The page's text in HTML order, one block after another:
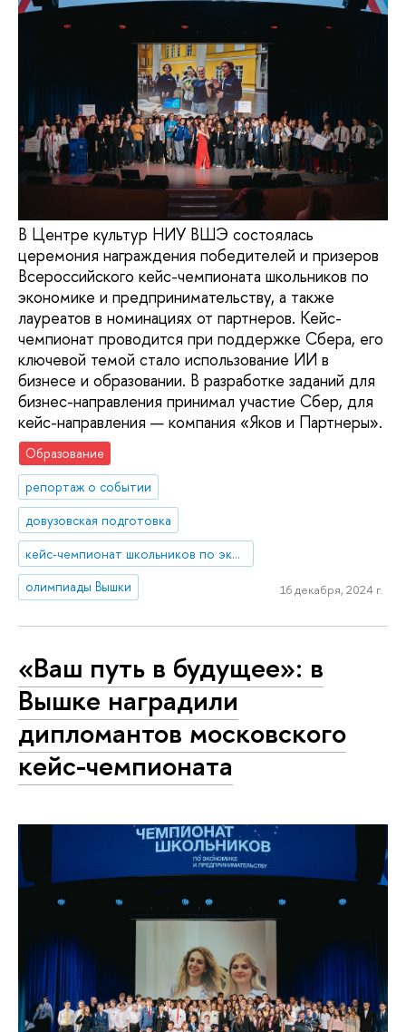
В Центре культур НИУ ВШЭ состоялась
церемония награждения победителей и призеров
Всероссийского кейс-чемпионата школьников по
экономике и предпринимательству, а также
лауреатов в номинациях от партнеров. Кейс-
чемпионат проводится при поддержке Сбера, его
ключевой темой стало использование ИИ в
бизнесе и образовании. В разработке заданий для
бизнес-направления принимал участие Сбер, для
кейс-направления — компания «Яков и Партнеры».
Образование
репортаж о событии
довузовская подготовка
кейс-чемпионат школьников по экономике и предпринимательству
олимпиады Вышки
16 декабря, 2024 г.
«Ваш путь в будущее»: в
Вышке наградили
дипломантов московского
кейс-чемпионата